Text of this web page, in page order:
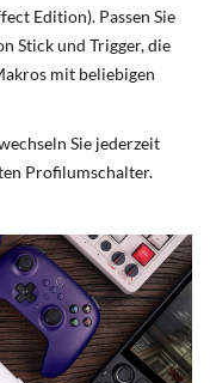
Edition). Passen Sie
Stick und Trigger, die
mit beliebigen
Sie jederzeit
Profilumschalter.